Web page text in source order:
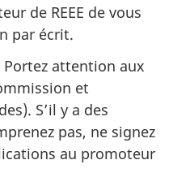
de REEE de vous
par écrit.
attention aux
et
S’il y a des
pas, ne signez
au promoteur